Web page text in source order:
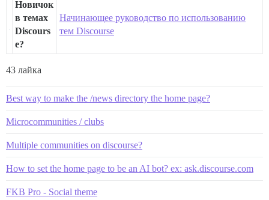
Новичок
в темах
Discours
e?
Начинающее руководство по использованию
тем Discourse
43 лайка
Best way to make the /news directory the home page?
Microcommunities / clubs
Multiple communities on discourse?
How to set the home page to be an AI bot? ex: ask.discourse.com
FKB Pro - Social theme